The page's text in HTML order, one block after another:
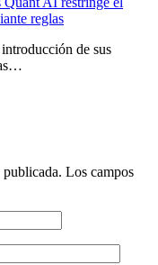
reglas
de sus
Los campos